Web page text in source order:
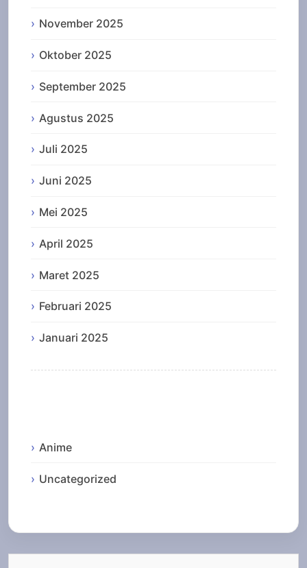
November 2025
Oktober 2025
September 2025
Agustus 2025
Juli 2025
Juni 2025
Mei 2025
April 2025
Maret 2025
Februari 2025
Januari 2025
Anime
Uncategorized